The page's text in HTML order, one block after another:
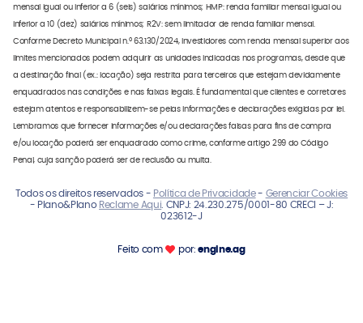
mensal igual ou inferior a 6 (seis) salários mínimos; HMP: renda familiar mensal igual ou
inferior a 10 (dez) salários mínimos; R2V: sem limitador de renda familiar mensal.
Conforme Decreto Municipal n.º 63.130/2024, investidores com renda mensal superior aos
limites mencionados podem adquirir as unidades indicadas nos programas, desde que
a destinação final (ex.: locação) seja restrita para terceiros que estejam devidamente
enquadrados nas condições e nas faixas legais. É fundamental que clientes e corretores
estejam atentos e responsabilizem-se pelas informações e declarações exigidas por lei.
Lembramos que fornecer informações e/ou declarações falsas para fins de compra
e/ou locação poderá ser enquadrado como crime, conforme artigo 299 do Código
Penal, cuja sanção poderá ser de reclusão ou multa.
Todos os direitos reservados - Política de Privacidade- Gerenciar Cookies
- Plano&PlanoReclame Aqui. CNPJ: 24.230.275/0001-80 CRECI – J:
023612-J
Feito com por:engine.ag